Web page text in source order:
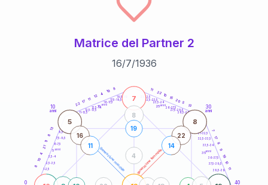
Matrice del Partner 2
16/7/1936
generazione maschile generazione femminile
0
10
anni
30
anni
40
1-2,5
2,5-3,5
3,5-4
6-7,5
7,5-8,5
8,5-9
11-12,5
12,5-13,5
13,5-14
16-17,5
17,5-18,5
18,5-19 21-22,5
22,5-23,5
23,5-24
26-27,5
27,5-28,5
28,5-29
31-32,5
32,5-33,5
33,5-34
36-37,5
37,5-38,5
38,5-39
8
10
4
21
11
8
13
22 17
11
12
4
19 8 11
22 10
15
20 5
13
7
17
8
9
19
10
11
7
5 8
8
19
4
16
11
22
14
5anni
15 anni 25anni
35anni